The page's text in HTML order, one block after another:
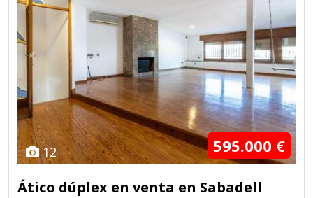
12 595.000 €
Ático dúplex en venta en Sabadell